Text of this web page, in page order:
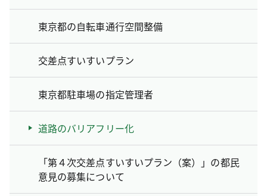
東京都の自転車通行空間整備
交差点すいすいプラン
東京都駐車場の指定管理者
道路のバリアフリー化
「第４次交差点すいすいプラン（案）」の都民
意見の募集について